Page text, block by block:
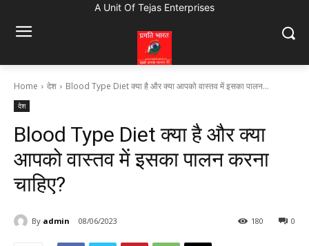
A Unit Of Tejas Enterprises
Home देश Blood Type Diet क्या है और क्या आपको वास्तव में इसका पालन...
देश
Blood Type Diet क्या है और क्या
आपको वास्तव में इसका पालन करना
चाहिए?
By admin 08/06/2023 0
180